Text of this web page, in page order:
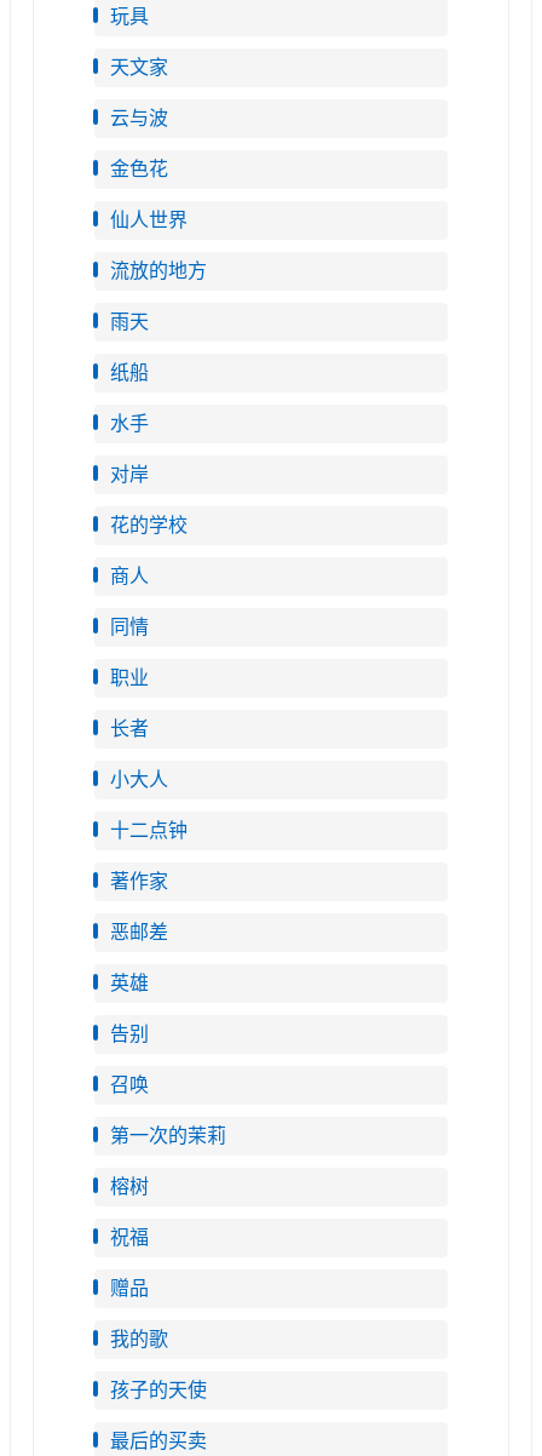
玩具
天文家
云与波
金色花
仙人世界
流放的地方
雨天
纸船
水手
对岸
花的学校
商人
同情
职业
长者
小大人
十二点钟
著作家
恶邮差
英雄
告别
召唤
第一次的茉莉
榕树
祝福
赠品
我的歌
孩子的天使
最后的买卖